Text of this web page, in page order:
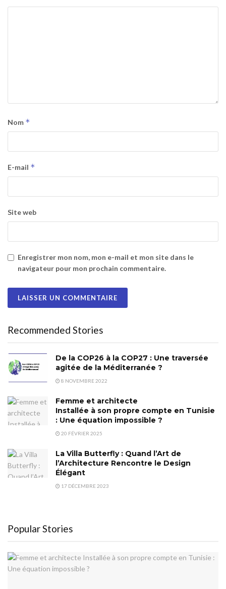
Nom *
E-mail *
Site web
Enregistrer mon nom, mon e-mail et mon site dans le
navigateur pour mon prochain commentaire.
Recommended Stories
De la COP26 à la COP27 : Une traversée
agitée de la Méditerranée ?
8 NOVEMBRE 2022
Femme et architecte
Installée à son propre compte en Tunisie
: Une équation impossible ?
20 FÉVRIER 2025
La Villa Butterfly : Quand l’Art de
l’Architecture Rencontre le Design
Élégant
17 DÉCEMBRE 2023
Popular Stories